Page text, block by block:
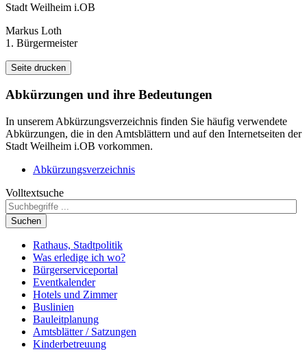
Stadt Weilheim i.OB
Markus Loth
1. Bürgermeister
Seite drucken
Abkürzungen und ihre Bedeutungen
In unserem Abkürzungsverzeichnis finden Sie häufig verwendete
Abkürzungen, die in den Amtsblättern und auf den Internetseiten der
Stadt Weilheim i.OB vorkommen.
Abkürzungsverzeichnis
Volltextsuche
Suchen
Rathaus, Stadtpolitik
Was erledige ich wo?
Bürgerserviceportal
Eventkalender
Hotels und Zimmer
Buslinien
Bauleitplanung
Amtsblätter / Satzungen
Kinderbetreuung